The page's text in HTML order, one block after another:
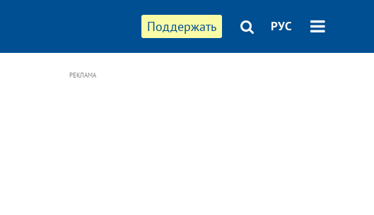
Поддержать РУС
РЕКЛАМА